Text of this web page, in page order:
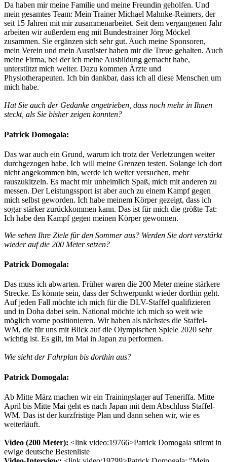
Da haben mir meine Familie und meine Freundin geholfen. Und
mein gesamtes Team: Mein Trainer Michael Mahnke-Reimers, der
seit 15 Jahren mit mir zusammenarbeitet. Seit dem vergangenen Jahr
arbeiten wir außerdem eng mit Bundestrainer Jörg Möckel
zusammen. Sie ergänzen sich sehr gut. Auch meine Sponsoren,
mein Verein und mein Ausrüster haben mir die Treue gehalten. Auch
meine Firma, bei der ich meine Ausbildung gemacht habe,
unterstützt mich weiter. Dazu kommen Ärzte und
Physiotherapeuten. Ich bin dankbar, dass ich all diese Menschen um
mich habe.
Hat Sie auch der Gedanke angetrieben, dass noch mehr in Ihnen
steckt, als Sie bisher zeigen konnten?
Patrick Domogala:
Das war auch ein Grund, warum ich trotz der Verletzungen weiter
durchgezogen habe. Ich will meine Grenzen testen. Solange ich dort
nicht angekommen bin, werde ich weiter versuchen, mehr
rauszukitzeln. Es macht mir unheimlich Spaß, mich mit anderen zu
messen. Der Leistungssport ist aber auch zu einem Kampf gegen
mich selbst geworden. Ich habe meinem Körper gezeigt, dass ich
sogar stärker zurückkommen kann. Das ist für mich die größte Tat:
Ich habe den Kampf gegen meinen Körper gewonnen.
Wie sehen Ihre Ziele für den Sommer aus? Werden Sie dort verstärkt
wieder auf die 200 Meter setzen?
Patrick Domogala:
Das muss ich abwarten. Früher waren die 200 Meter meine stärkere
Strecke. Es könnte sein, dass der Schwerpunkt wieder dorthin geht.
Auf jeden Fall möchte ich mich für die DLV-Staffel qualifizieren
und in Doha dabei sein. National möchte ich mich so weit wie
möglich vorne positionieren. Wir haben als nächstes die Staffel-
WM, die für uns mit Blick auf die Olympischen Spiele 2020 sehr
wichtig ist. Es gilt, im Mai in Japan zu performen.
Wie sieht der Fahrplan bis dorthin aus?
Patrick Domogala:
Ab Mitte März machen wir ein Trainingslager auf Teneriffa. Mitte
April bis Mitte Mai geht es nach Japan mit dem Abschluss Staffel-
WM. Das ist der kurzfristige Plan und dann sehen wir, wie es
weiterläuft.
Video (200 Meter): <link video:19766>Patrick Domogala stürmt in
ewige deutsche Bestenliste